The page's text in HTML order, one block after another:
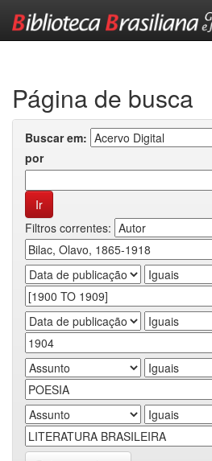
Página de busca
Buscar em:
por
Filtros correntes: